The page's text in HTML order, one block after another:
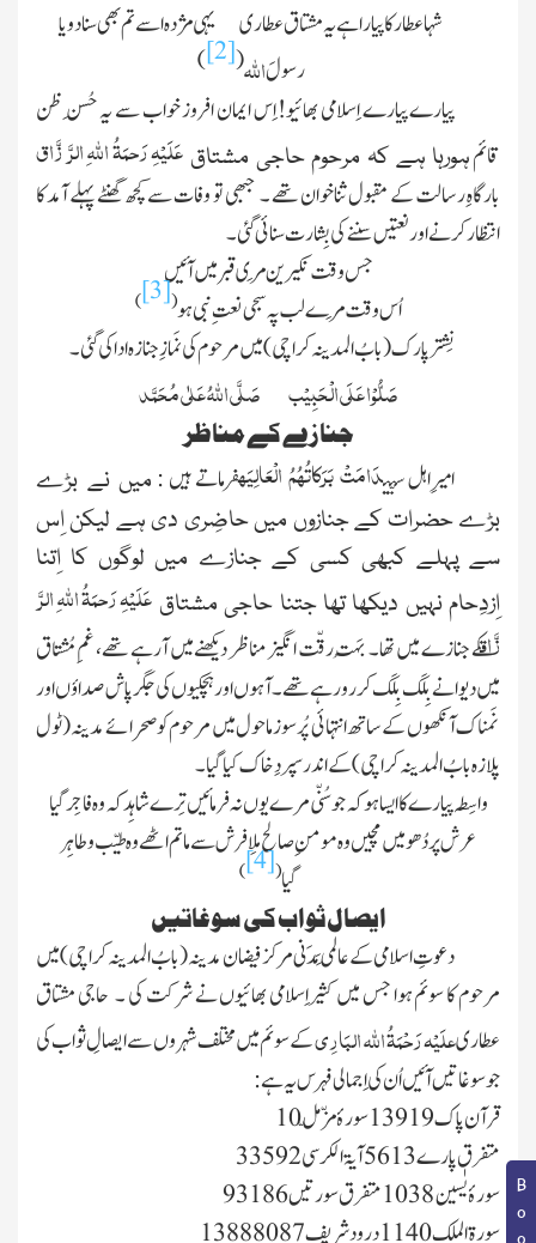
شہا عطار کا پیارا ہے یہ مشتاق عطاری
یہی مژدہ اسے تم بھی سنادو یا
رسولَاللہ(
[2]
)
پیارے پیارے اِسلامی بھائیو! اِس ایمان افروز خواب سے یہ حُسنِ ظن
قائمہورہا ہے کہ مرحوم حاجی مشتاق عَلَیْہِ رَحمَۃُاللّٰہِالرَّ زَّاق
بارگاہِ رسالت کے مقبول ثناخوان تھے ۔ جبھی تو وفات سے کچھ گھنٹے پہلے آمد کا
انتظار کرنے اور نعتیں سننے کی بِشارت سنائی گئی ۔
جس وقت نکیرین مِری قبر میں آئیں
اُس وقت مِرے لب پہ سجی نعتِ نبی ہو(
[3]
)
نِشترپارک(بابُ المدینہ کراچی)میں مرحوم کی نَمازِجنازہ ادا کی گئی ۔
صَلُّوْا عَلَی الْحَبِیْب صَلَّی اللہُ عَلٰی مُحَمَّد
جنازے کے مناظر
امیرِاہل سنّتدَامَتْ بَرَکاتُہُمُ الْعَالِیَہفرماتے ہیں : میں نے بڑے
بڑے حضرات کے جنازوں میں حاضِری دی ہے لیکن اِس
سے پہلے کبھی کسی کے جنازے میں لوگوں کا اِتنا
اِزدِحام نہیں دیکھا تھا جتنا حاجی مشتاق عَلَیْہِ رَحمَۃُاللّٰہِالرَّ
زَّاقکے جنازے میں تھا ۔ بَہُت رقّت انگیز مناظر دیکھنے میں آرہے تھے، غمِ مُشتاق
میں دیوانے بِلَک بِلَک کر رورہے تھے ۔ آہوں اور ہچکیوں کی جگر پاش صداؤں اور
نَمناک آنکھوں کے ساتھ انتہائی پُر سوز ماحول میں مرحوم کو صحرائے مدینہ(ٹول
پلازہ با بُ المدینہ کراچی)کے اندر سپردِخاک کیا گیا ۔
واسِطہ پیارے کا ایسا ہو کہ جو سُنّی مرے یوں نہ فرمائیں تِرے شاہِد کہ وہ فاجِر گیا
عرش پر دُھومیں مچیں وہ مومنِ صالح ملِا فرش سے ماتم اٹھے وہ طیّب و طاہِر
گیا(
[4]
)
ایصال ثواب کی سوغاتیں
دعوتِ اسلامی کے عالَمی مَدَنی مرکز فیضان مدینہ(بابُ المدینہ کراچی)میں
مرحوم کا سوئم ہوا جس میں کثیراِسلامی بھائیوں نے شرکت کی ۔ حاجی مشتاق
عطاریعلَیْہ رَحْمَۃُ اللّٰہ البَارِیکے سوئم میں مختلف شہروں سے ایصالِ ثواب کی
جو سوغاتیں آئیں اُن کی اِجمالی فہرس یہ ہے :
قرآن پاک 13919 سورۂ مزّمّل 10
متفرق پارے 5613 آیۃ الکرسی 33592
سورۂ یٰسین 1038 متفرق سورتیں 93186
سورۃ الملک 1140 درود شریف 13888087